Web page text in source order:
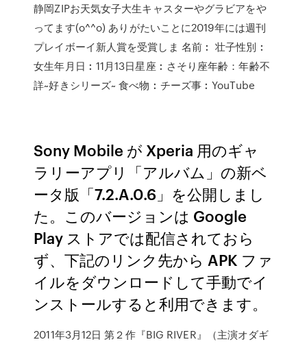
静岡ZIPお天気女子大生キャスターやグラビアをや
ってます(o^^o) ありがたいことに2019年には週刊
プレイボーイ新人賞を受賞しま 名前︰ 壮子性別︰
女生年月日︰11月13日星座︰さそり座年齢：年齢不
詳~好きシリーズ~ 食べ物︰チーズ事︰YouTube
Sony Mobile が Xperia 用のギャ
ラリーアプリ「アルバム」の新ベ
ータ版「7.2.A.0.6」を公開しまし
た。このバージョンは Google
Play ストアでは配信されておら
ず、下記のリンク先から APK ファ
イルをダウンロードして手動でイ
ンストールすると利用できます。
2011年3月12日 第２作『BIG RIVER』（主演オダギ